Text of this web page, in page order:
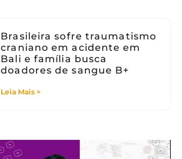
Brasileira sofre traumatismo
craniano em acidente em
Bali e família busca
doadores de sangue B+
Leia Mais >